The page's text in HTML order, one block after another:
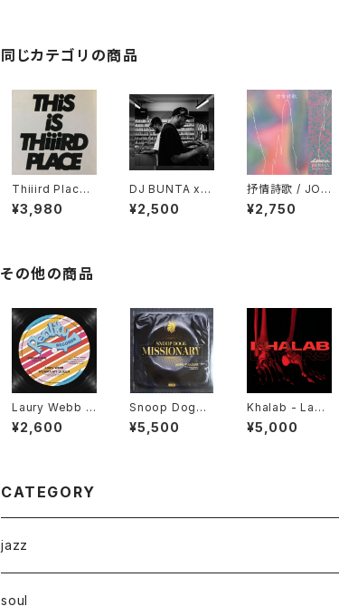
同じカテゴリの商品
Thiiird Place -
This is Thiiird
Place "LP"
¥3,980
DJ BUNTA x D
USTY HUSKY
- 47 CAMPiN
¥2,500
抒情詩歌 / JOJ
ŌSHĪKA "CD"
¥2,750
その他の商品
Laury Webb -
Woman My Qu
een "12"
¥2,600
Snoop Dogg -
Missionary "L
P"
¥5,500
Khalab - Laye
rs "LP"
¥5,000
CATEGORY
jazz
soul